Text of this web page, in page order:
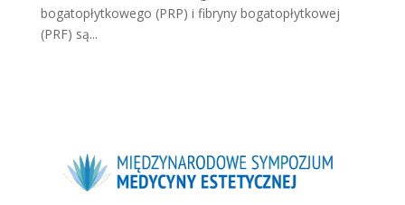
bogatopłytkowego (PRP) i fibryny bogatopłytkowej
(PRF) są...